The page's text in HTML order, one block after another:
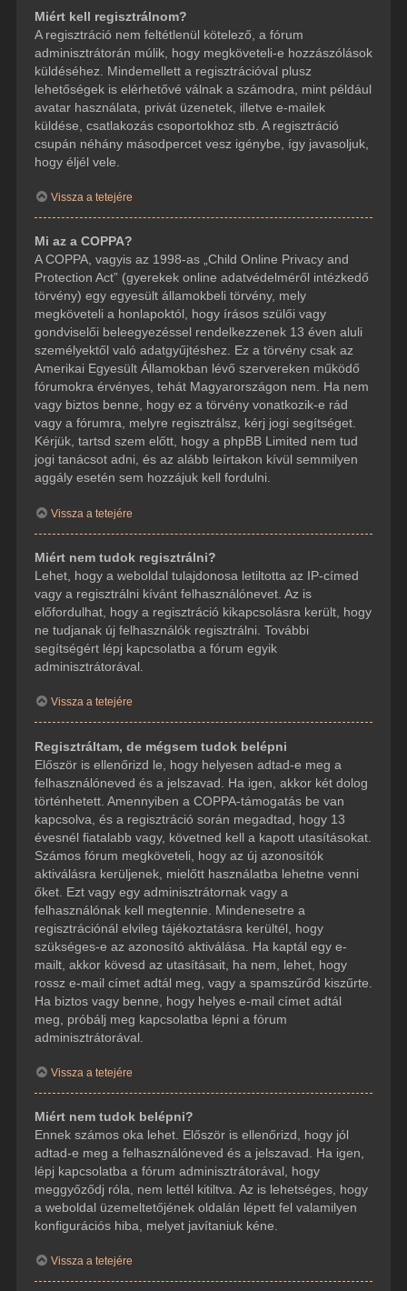
Miért kell regisztrálnom?
A regisztráció nem feltétlenül kötelező, a fórum
adminisztrátorán múlik, hogy megköveteli-e hozzászólások
küldéséhez. Mindemellett a regisztrációval plusz
lehetőségek is elérhetővé válnak a számodra, mint például
avatar használata, privát üzenetek, illetve e-mailek
küldése, csatlakozás csoportokhoz stb. A regisztráció
csupán néhány másodpercet vesz igénybe, így javasoljuk,
hogy éljél vele.
Vissza a tetejére
Mi az a COPPA?
A COPPA, vagyis az 1998-as „Child Online Privacy and
Protection Act” (gyerekek online adatvédelméről intézkedő
törvény) egy egyesült államokbeli törvény, mely
megköveteli a honlapoktól, hogy írásos szülői vagy
gondviselői beleegyezéssel rendelkezzenek 13 éven aluli
személyektől való adatgyűjtéshez. Ez a törvény csak az
Amerikai Egyesült Államokban lévő szervereken működő
fórumokra érvényes, tehát Magyarországon nem. Ha nem
vagy biztos benne, hogy ez a törvény vonatkozik-e rád
vagy a fórumra, melyre regisztrálsz, kérj jogi segítséget.
Kérjük, tartsd szem előtt, hogy a phpBB Limited nem tud
jogi tanácsot adni, és az alább leírtakon kívül semmilyen
aggály esetén sem hozzájuk kell fordulni.
Vissza a tetejére
Miért nem tudok regisztrálni?
Lehet, hogy a weboldal tulajdonosa letiltotta az IP-címed
vagy a regisztrálni kívánt felhasználónevet. Az is
előfordulhat, hogy a regisztráció kikapcsolásra került, hogy
ne tudjanak új felhasználók regisztrálni. További
segítségért lépj kapcsolatba a fórum egyik
adminisztrátorával.
Vissza a tetejére
Regisztráltam, de mégsem tudok belépni
Először is ellenőrizd le, hogy helyesen adtad-e meg a
felhasználóneved és a jelszavad. Ha igen, akkor két dolog
történhetett. Amennyiben a COPPA-támogatás be van
kapcsolva, és a regisztráció során megadtad, hogy 13
évesnél fiatalabb vagy, követned kell a kapott utasításokat.
Számos fórum megköveteli, hogy az új azonosítók
aktiválásra kerüljenek, mielőtt használatba lehetne venni
őket. Ezt vagy egy adminisztrátornak vagy a
felhasználónak kell megtennie. Mindenesetre a
regisztrációnál elvileg tájékoztatásra kerültél, hogy
szükséges-e az azonosító aktiválása. Ha kaptál egy e-
mailt, akkor kövesd az utasításait, ha nem, lehet, hogy
rossz e-mail címet adtál meg, vagy a spamszűrőd kiszűrte.
Ha biztos vagy benne, hogy helyes e-mail címet adtál
meg, próbálj meg kapcsolatba lépni a fórum
adminisztrátorával.
Vissza a tetejére
Miért nem tudok belépni?
Ennek számos oka lehet. Először is ellenőrizd, hogy jól
adtad-e meg a felhasználóneved és a jelszavad. Ha igen,
lépj kapcsolatba a fórum adminisztrátorával, hogy
meggyőződj róla, nem lettél kitiltva. Az is lehetséges, hogy
a weboldal üzemeltetőjének oldalán lépett fel valamilyen
konfigurációs hiba, melyet javítaniuk kéne.
Vissza a tetejére